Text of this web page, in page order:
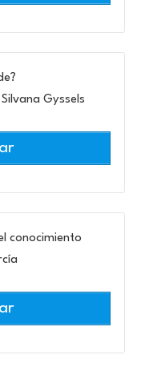
Gyssels
conocimiento